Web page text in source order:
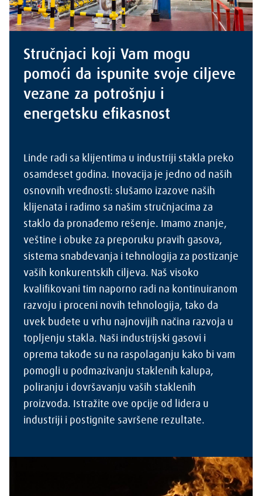
Stručnjaci koji Vam mogu
pomoći da ispunite svoje ciljeve
vezane za potrošnju i
energetsku efikasnost
Linde radi sa klijentima u industriji stakla preko
osamdeset godina. Inovacija je jedno od naših
osnovnih vrednosti: slušamo izazove naših
klijenata i radimo sa našim stručnjacima za
staklo da pronađemo rešenje. Imamo znanje,
veštine i obuke za preporuku pravih gasova,
sistema snabdevanja i tehnologija za postizanje
vaših konkurentskih ciljeva. Naš visoko
kvalifikovani tim naporno radi na kontinuiranom
razvoju i proceni novih tehnologija, tako da
uvek budete u vrhu najnovijih načina razvoja u
topljenju stakla. Naši industrijski gasovi i
oprema takođe su na raspolaganju kako bi vam
pomogli u podmazivanju staklenih kalupa,
poliranju i dovršavanju vaših staklenih
proizvoda. Istražite ove opcije od lidera u
industriji i postignite savršene rezultate.